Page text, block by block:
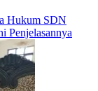
Hukum SDN
Penjelasannya